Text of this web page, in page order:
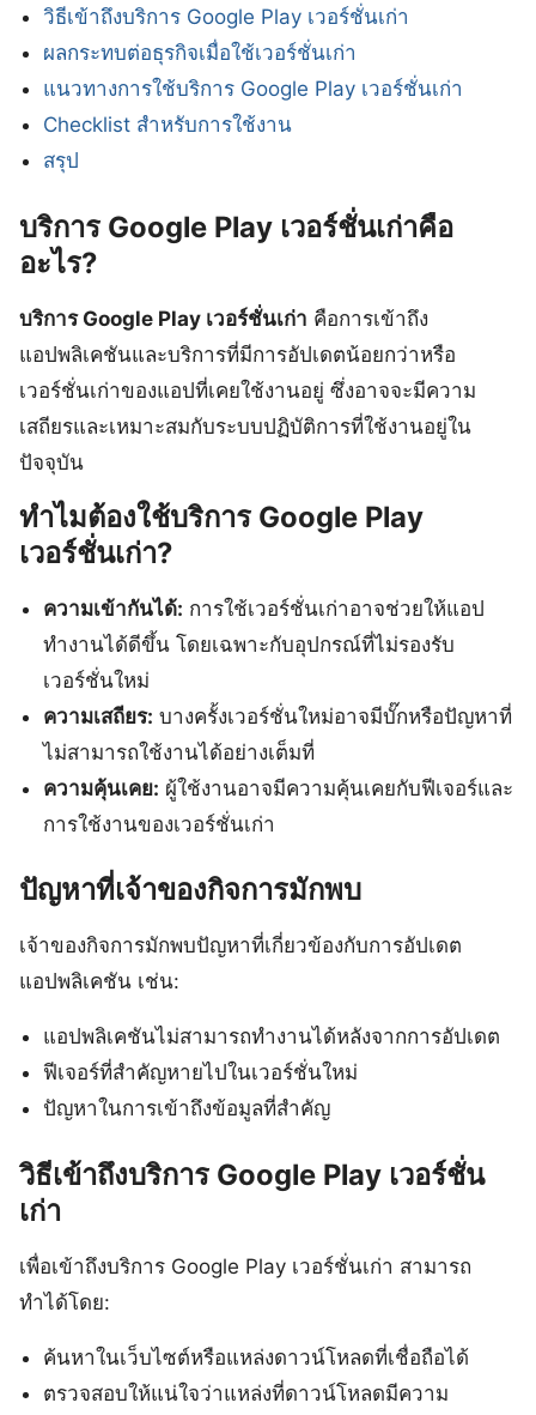
วิธีเข้าถึงบริการ Google Play เวอร์ชั่นเก่า
ผลกระทบต่อธุรกิจเมื่อใช้เวอร์ชั่นเก่า
แนวทางการใช้บริการ Google Play เวอร์ชั่นเก่า
Checklist สำหรับการใช้งาน
สรุป
บริการ Google Play เวอร์ชั่นเก่าคือ
อะไร?
บริการ Google Play เวอร์ชั่นเก่า คือการเข้าถึง
แอปพลิเคชันและบริการที่มีการอัปเดตน้อยกว่าหรือ
เวอร์ชั่นเก่าของแอปที่เคยใช้งานอยู่ ซึ่งอาจจะมีความ
เสถียรและเหมาะสมกับระบบปฏิบัติการที่ใช้งานอยู่ใน
ปัจจุบัน
ทำไมต้องใช้บริการ Google Play
เวอร์ชั่นเก่า?
ความเข้ากันได้: การใช้เวอร์ชั่นเก่าอาจช่วยให้แอป
ทำงานได้ดีขึ้น โดยเฉพาะกับอุปกรณ์ที่ไม่รองรับ
เวอร์ชั่นใหม่
ความเสถียร: บางครั้งเวอร์ชั่นใหม่อาจมีบั๊กหรือปัญหาที่
ไม่สามารถใช้งานได้อย่างเต็มที่
ความคุ้นเคย: ผู้ใช้งานอาจมีความคุ้นเคยกับฟีเจอร์และ
การใช้งานของเวอร์ชั่นเก่า
ปัญหาที่เจ้าของกิจการมักพบ
เจ้าของกิจการมักพบปัญหาที่เกี่ยวข้องกับการอัปเดต
แอปพลิเคชัน เช่น:
แอปพลิเคชันไม่สามารถทำงานได้หลังจากการอัปเดต
ฟีเจอร์ที่สำคัญหายไปในเวอร์ชั่นใหม่
ปัญหาในการเข้าถึงข้อมูลที่สำคัญ
วิธีเข้าถึงบริการ Google Play เวอร์ชั่น
เก่า
เพื่อเข้าถึงบริการ Google Play เวอร์ชั่นเก่า สามารถ
ทำได้โดย:
ค้นหาในเว็บไซต์หรือแหล่งดาวน์โหลดที่เชื่อถือได้
ตรวจสอบให้แน่ใจว่าแหล่งที่ดาวน์โหลดมีความ